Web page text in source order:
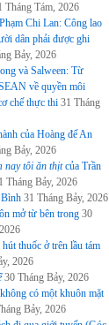
Tháng Tám, 2026
Chi Lan: Công lao
dân phải được ghi
Bảy, 2026
và Salween: Từ
về quyền môi
chế thực thi 31 Tháng
của Hoàng đế An
Bảy, 2026
nay tôi ăn thịtcủa Trần
Tháng Bảy, 2026
31 Tháng Bảy, 2026
mở từ bên trong 30
thuốc ở trên lầu tám
2026
30 Tháng Bảy, 2026
có một khuôn mặt
Bảy, 2026